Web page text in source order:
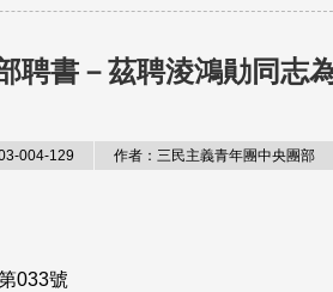
聘書－茲聘淩鴻勛同志
004-129 作者：三民主義青年團中央團部
033號